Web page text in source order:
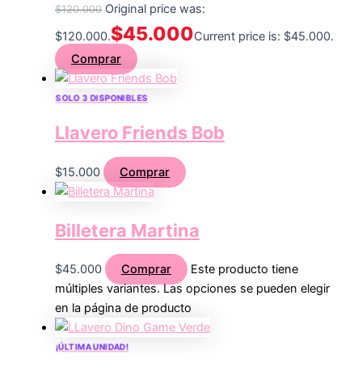
$120.000 Original price was:
$120.000.$45.000Current price is: $45.000.
Comprar
SOLO 3 DISPONIBLES
Llavero Friends Bob
$15.000 Comprar
Billetera Martina
$45.000 Comprar
Este producto tiene
múltiples variantes. Las opciones se pueden elegir
en la página de producto
¡ÚLTIMA UNIDAD!